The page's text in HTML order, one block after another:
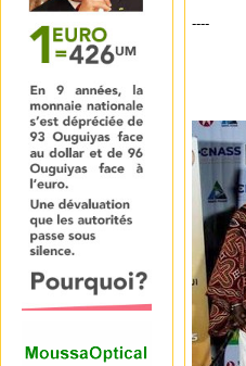
----